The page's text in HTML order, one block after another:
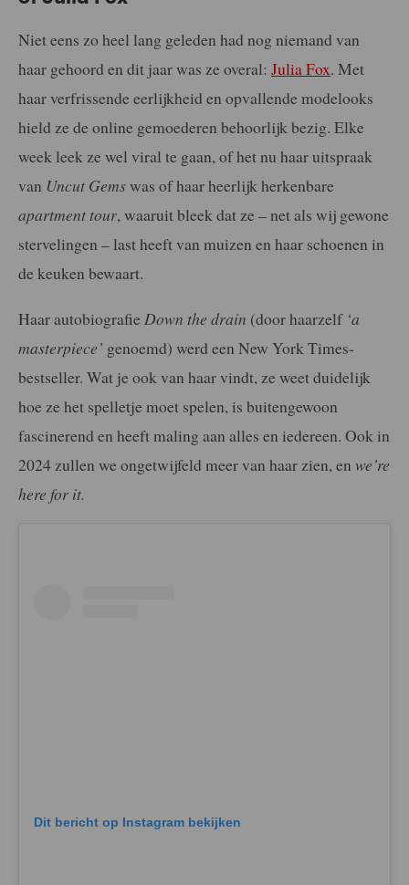
Niet eens zo heel lang geleden had nog niemand van
haar gehoord en dit jaar was ze overal: Julia Fox. Met
haar verfrissende eerlijkheid en opvallende modelooks
hield ze de online gemoederen behoorlijk bezig. Elke
week leek ze wel viral te gaan, of het nu haar uitspraak
van Uncut Gemswas of haar heerlijk herkenbare
apartment tour, waaruit bleek dat ze – net als wij gewone
stervelingen – last heeft van muizen en haar schoenen in
de keuken bewaart.
Haar autobiografie Down the drain (door haarzelf ‘a
masterpiece’ genoemd) werd een New York Times-
bestseller. Wat je ook van haar vindt, ze weet duidelijk
hoe ze het spelletje moet spelen, is buitengewoon
fascinerend en heeft maling aan alles en iedereen. Ook in
2024 zullen we ongetwijfeld meer van haar zien, en we’re
here for it.
Dit bericht op Instagram bekijken